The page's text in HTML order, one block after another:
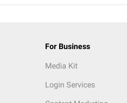
For Business
Media Kit
Login Services